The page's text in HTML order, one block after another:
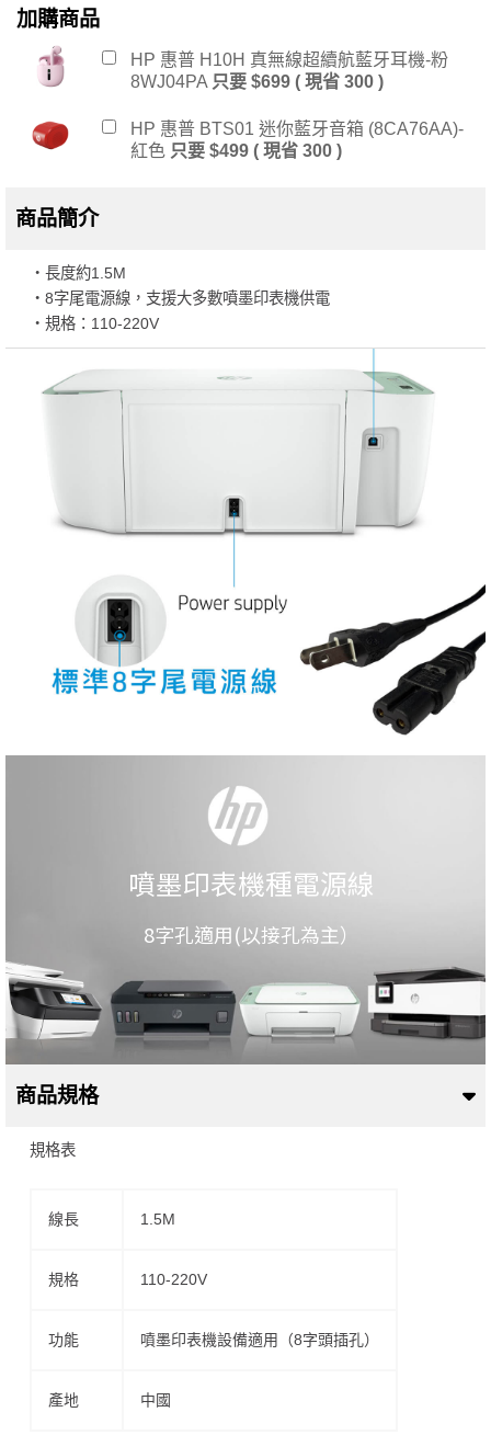
加購商品
HP 惠普 H10H 真無線超續航藍牙耳機-粉
8WJ04PA 只要 $699 ( 現省 300 )
HP 惠普 BTS01 迷你藍牙音箱 (8CA76AA)-
紅色 只要 $499 ( 現省 300 )
商品簡介
・長度約1.5M
・8字尾電源線，支援大多數噴墨印表機供電
・規格：110-220V
噴墨印表機種電源線
8字孔適用(以接孔為主）
商品規格
規格表
線長 1.5M
規格 110-220V
功能 噴墨印表機設備適用（8字頭插孔）
產地 中國